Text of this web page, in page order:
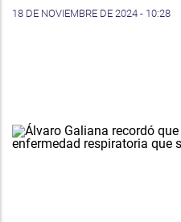
18 DE NOVIEMBRE DE 2024 - 10:28